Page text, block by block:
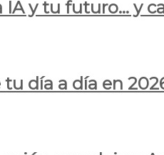
IA y tu futuro… y
día a día en